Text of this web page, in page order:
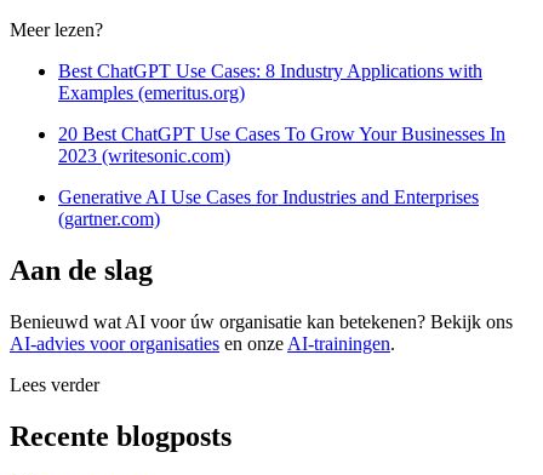
Meer lezen?
Best ChatGPT Use Cases: 8 Industry Applications with
Examples (emeritus.org)
20 Best ChatGPT Use Cases To Grow Your Businesses In
2023 (writesonic.com)
Generative AI Use Cases for Industries and Enterprises
(gartner.com)
Aan de slag
Benieuwd wat AI voor úw organisatie kan betekenen? Bekijk ons
AI-advies voor organisaties en onze AI-trainingen.
Lees verder
Recente blogposts